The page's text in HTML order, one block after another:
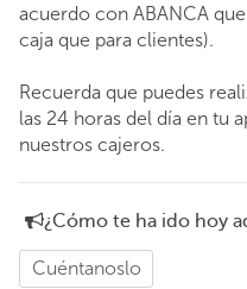
acuerdo con ABANCA
caja que para clientes).
Recuerda que puedes
las 24 horas del día en tu
nuestros cajeros.
¿Cómo te ha ido hoy
Cuéntanoslo